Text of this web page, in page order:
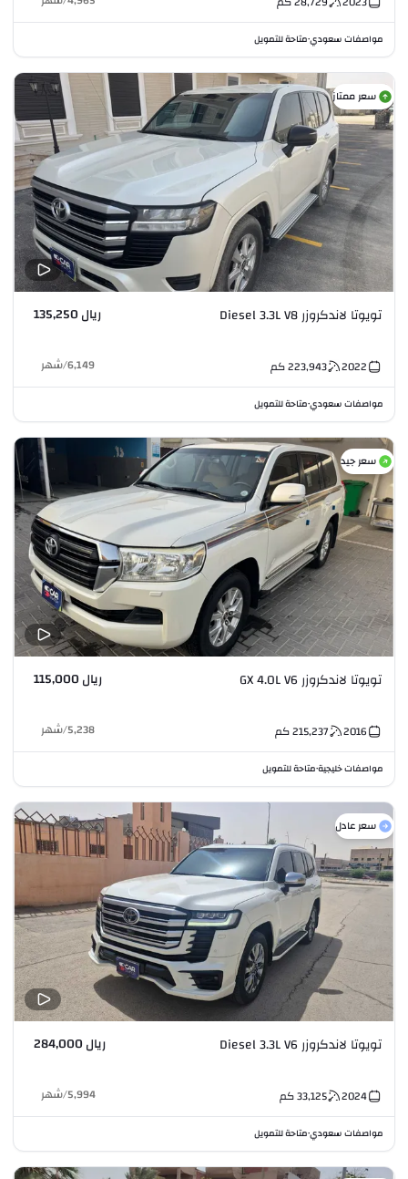
مواصفات سعودي•متاحة للتمويل
سعر ممتاز
تويوتا لاندكروزر Diesel 3.3L V8 ريال 135,250
2022
223,943كم 6,149
/شهر
مواصفات سعودي•متاحة للتمويل
سعر جيد
تويوتا لاندكروزر GX 4.0L V6 ريال 115,000
2016
215,237كم 5,238
/شهر
مواصفات خليجية•متاحة للتمويل
سعر عادل
تويوتا لاندكروزر Diesel 3.3L V6 ريال 284,000
2024
33,125كم 5,994
/شهر
مواصفات سعودي•متاحة للتمويل